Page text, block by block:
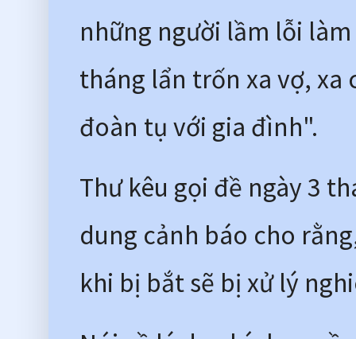
những người lầm lỗi
tháng lẩn trốn xa vợ, xa
đoàn tụ với gia đình".
Thư kêu gọi đề ngày 3
dung cảnh báo cho
khi bị bắt sẽ bị xử lý